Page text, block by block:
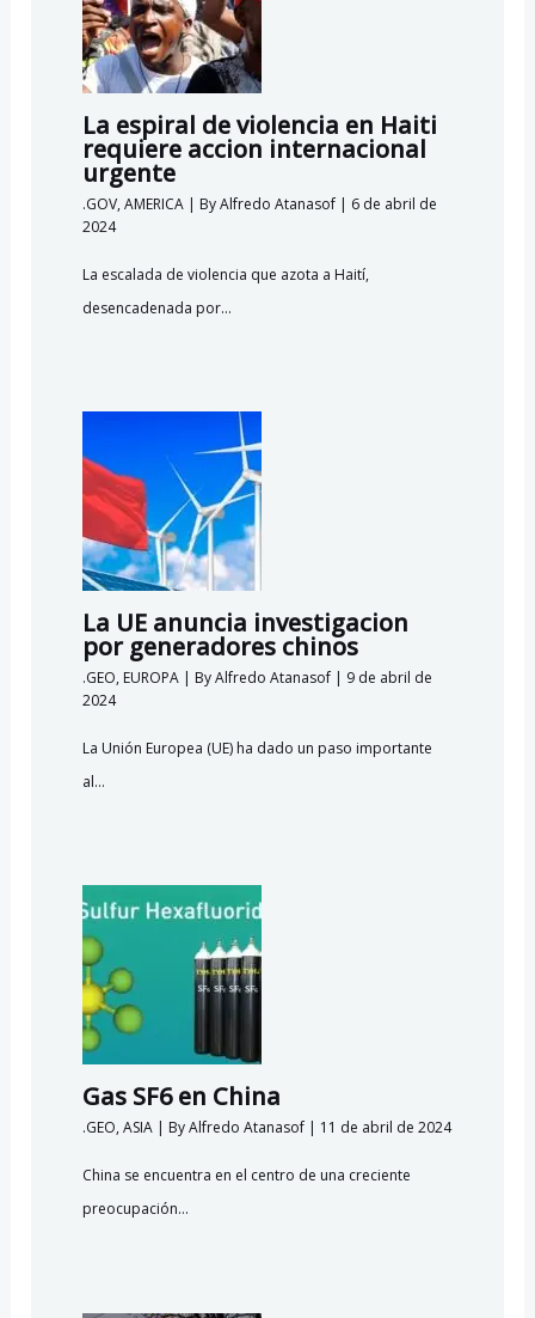
La espiral de violencia en Haiti
requiere accion internacional
urgente
.GOV,AMERICA| ByAlfredo Atanasof | 6 de abril de
2024
La escalada de violencia que azota a Haití,
desencadenada por…
La UE anuncia investigacion
por generadores chinos
.GEO, EUROPA| ByAlfredo Atanasof | 9 de abril de
2024
La Unión Europea (UE) ha dado un paso importante
al…
Gas SF6 en China
.GEO,ASIA| ByAlfredo Atanasof | 11 de abril de 2024
China se encuentra en el centro de una creciente
preocupación…